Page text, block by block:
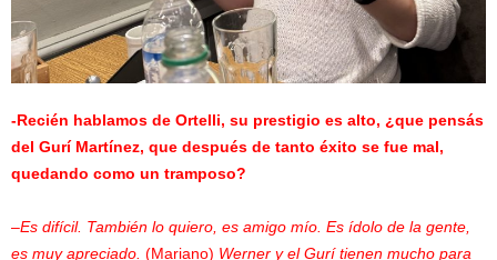
-Recién hablamos de Ortelli, su prestigio es alto, ¿que pensás
del Gurí Martínez, que después de tanto éxito se fue mal,
quedando como un tramposo?
–Es difícil. También lo quiero, es amigo mío. Es ídolo de la gente,
es muy apreciado. (Mariano) Werner y el Gurí tienen mucho para